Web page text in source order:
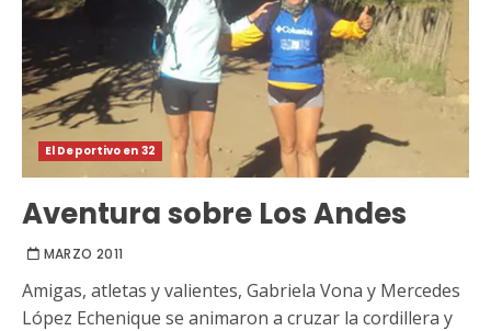
El Deportivo en 32
Aventura sobre Los Andes
MARZO 2011
Amigas, atletas y valientes, Gabriela Vona y Mercedes
López Echenique se animaron a cruzar la cordillera y